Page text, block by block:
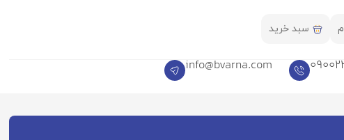
سبد خرید
info@bvarna.com